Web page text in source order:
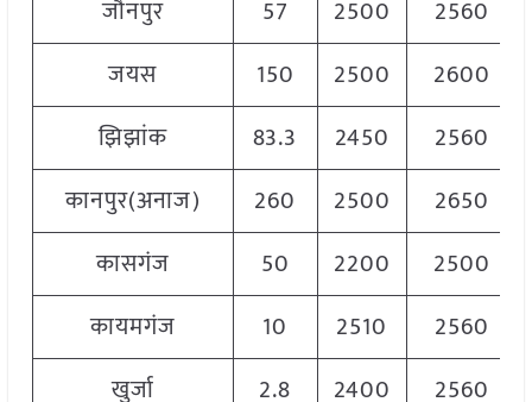
जौनपुर
57 2500 2560
जयस
150 2500 2600
झिझांक
83.3 2450 2560
कानपुर(अनाज)
260 2500 2650
कासगंज
50 2200 2500
कायमगंज
10 2510 2560
खुर्जा
2.8 2400
2560